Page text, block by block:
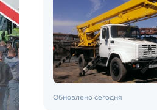
Обновлено сегодня